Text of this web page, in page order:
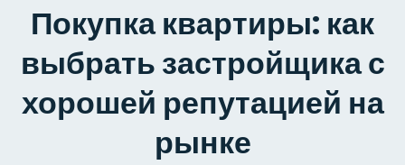
Покупка квартиры: как
выбрать застройщика с
хорошей репутацией на
рынке